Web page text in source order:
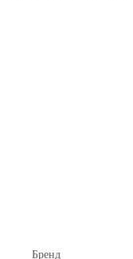
Бренд